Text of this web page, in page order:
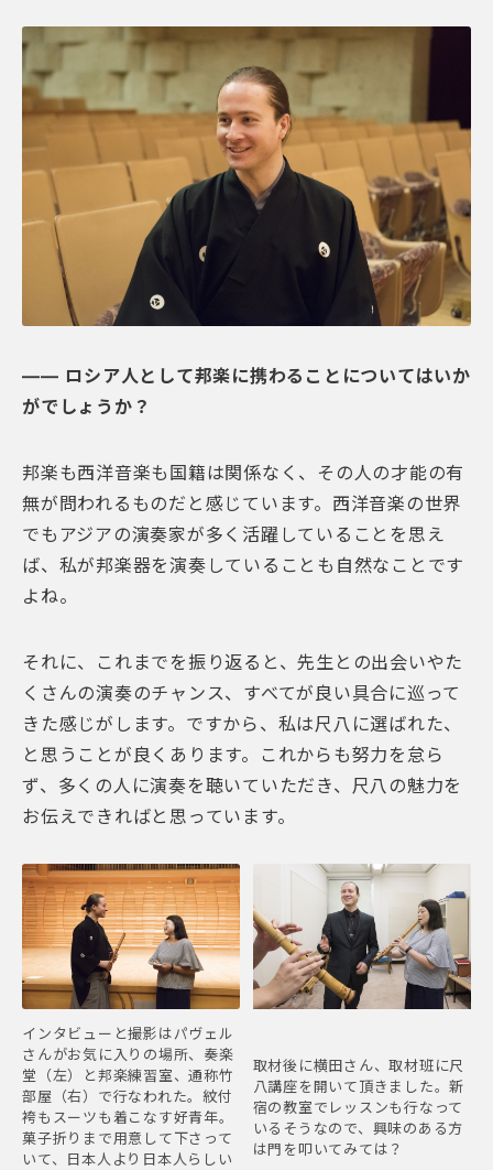
―― ロシア人として邦楽に携わることについてはいか
がでしょうか？
邦楽も西洋音楽も国籍は関係なく、その人の才能の有
無が問われるものだと感じています。西洋音楽の世界
でもアジアの演奏家が多く活躍していることを思え
ば、私が邦楽器を演奏していることも自然なことです
よね。
それに、これまでを振り返ると、先生との出会いやた
くさんの演奏のチャンス、すべてが良い具合に巡って
きた感じがします。ですから、私は尺八に選ばれた、
と思うことが良くあります。これからも努力を怠ら
ず、多くの人に演奏を聴いていただき、尺八の魅力を
お伝えできればと思っています。
インタビューと撮影はパヴェル
さんがお気に入りの場所、奏楽
堂（左）と邦楽練習室、通称竹
部屋（右）で行なわれた。紋付
袴もスーツも着こなす好青年。
菓子折りまで用意して下さって
いて、日本人より日本人らしい
取材後に横田さん、取材班に尺
八講座を開いて頂きました。新
宿の教室でレッスンも行なって
いるそうなので、興味のある方
は門を叩いてみては？